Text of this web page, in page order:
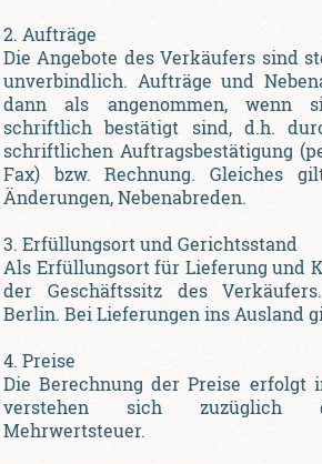
2. Aufträge
Die Angebote des Verkäufers sind
unverbindlich. Aufträge und
dann als angenommen, wenn
schriftlich bestätigt sind, d.h.
schriftlichen Auftragsbestätigung
Fax) bzw. Rechnung. Gleiches
Änderungen, Nebenabreden.
3. Erfüllungsort und Gerichtsstand
Als Erfüllungsort für Lieferung und
der Geschäftssitz des
Berlin. Bei Lieferungen ins Ausland
4. Preise
Die Berechnung der Preise erfolgt
verstehen sich zuzüglich
Mehrwertsteuer.